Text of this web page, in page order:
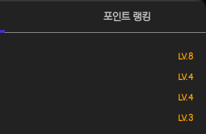
포인트 랭킹
LV. 8
LV. 4
LV. 4
LV. 3